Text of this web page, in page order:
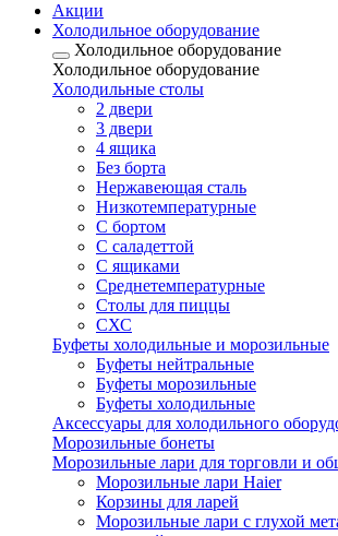
Акции
Холодильное оборудование
Холодильное оборудование
Холодильное оборудование
Холодильные столы
2 двери
3 двери
4 ящика
Без борта
Нержавеющая сталь
Низкотемпературные
С бортом
С саладеттой
С ящиками
Среднетемпературные
Столы для пиццы
СХС
Буфеты холодильные и морозильные
Буфеты нейтральные
Буфеты морозильные
Буфеты холодильные
Аксессуары для холодильного
Морозильные бонеты
Морозильные лари для торговли и
Морозильные лари Haier
Корзины для ларей
Морозильные лари с глухой